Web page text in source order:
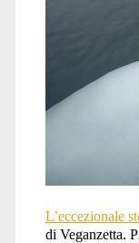
L’eccezionale
di Veganzetta.